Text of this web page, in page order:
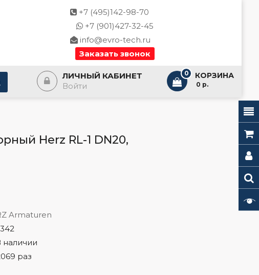
+7 (495)142-98-70
+7 (901)427-32-45
info@evro-tech.ru
Заказать звонок
КОРЗИНА
0
- 0 р.
ЛИЧНЫЙ КАБИНЕТ
Войти
Herz RL-1 DN20,
Armaturen
раз